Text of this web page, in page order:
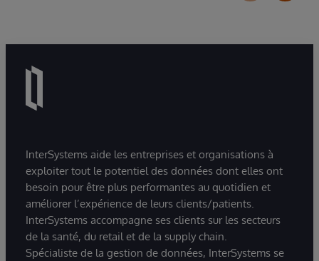
InterSystems aide les entreprises et organisations à
exploiter tout le potentiel des données dont elles ont
besoin pour être plus performantes au quotidien et
améliorer l’expérience de leurs clients/patients.
InterSystems accompagne ses clients sur les secteurs
de la santé, du retail et de la supply chain.
Spécialiste de la gestion de données, InterSystems se